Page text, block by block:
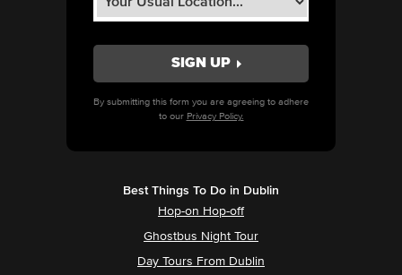
By submitting this form you are agreeing to adhere
to our Privacy Policy.
Best Things To Do in Dublin
Hop-on Hop-off
Ghostbus Night Tour
Day Tours From Dublin